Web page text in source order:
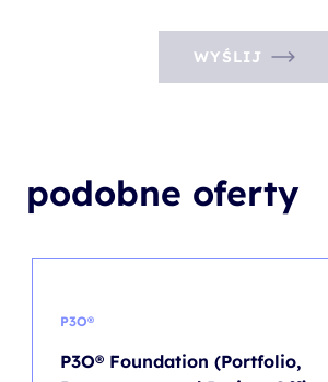
WYŚLIJ
podobne oferty
P3O®
P3O® Foundation (Portfolio,